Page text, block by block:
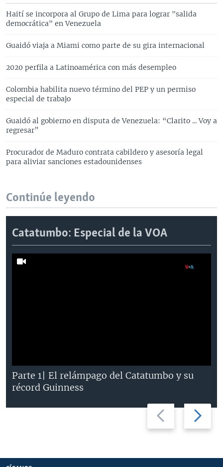
Haití se incorpora al Grupo de Lima para lograr "salida
democrática" en Venezuela
Guaidó viaja a Miami como parte de su gira internacional
2020 perfila a Latinoamérica con más desempleo
Colombia habilita nuevo término del PEP y un permiso
especial de trabajo
Guaidó al gobierno en disputa de Venezuela: “Clarito ... Voy a
regresar”
Procurador de Maduro contrata cabildero y asesoría legal
para aliviar sanciones estadounidenses
Continúe leyendo
Catatumbo: Especial de la VOA
Previous
slide
Next
slide
Parte 1| El relámpago del Catatumbo y su
récord Guinness